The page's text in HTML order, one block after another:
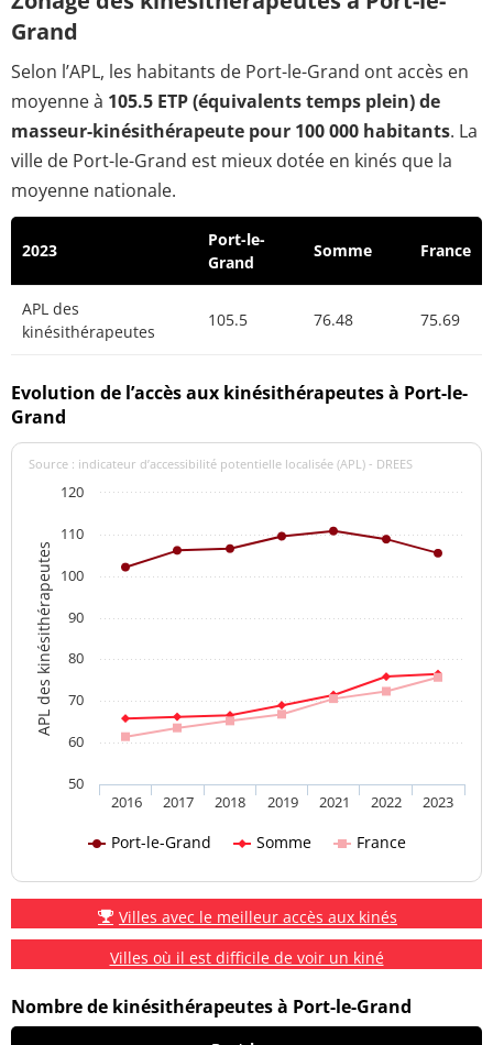
Grand
Selon l’APL, les habitants de Port-le-Grand ont accès en
moyenne à 105.5 ETP (équivalents temps plein) de
masseur-kinésithérapeute pour 100 000 habitants. La
ville de Port-le-Grand est mieux dotée en kinés que la
moyenne nationale.
2023
Port-le-
Grand
Somme France
APL des
kinésithérapeutes
105.5 76.48 75.69
Evolution de l’accès aux kinésithérapeutes à Port-le-
Grand
APL des kinésithérapeutes
Source : indicateur d’accessibilité potentielle localisée (APL) - DREES
Port-le-Grand Somme France
2016 2017 2018 2019 2021 2022 2023
50
60
70
80
90
100
110
120
Villes avec le meilleur accès aux kinés
Villes où il est difficile de voir un kiné
Nombre de kinésithérapeutes à Port-le-Grand